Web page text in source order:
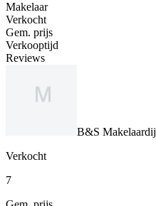
Makelaar
Verkocht
Gem. prijs
Verkooptijd
Reviews
B&S Makelaardij
Verkocht
7